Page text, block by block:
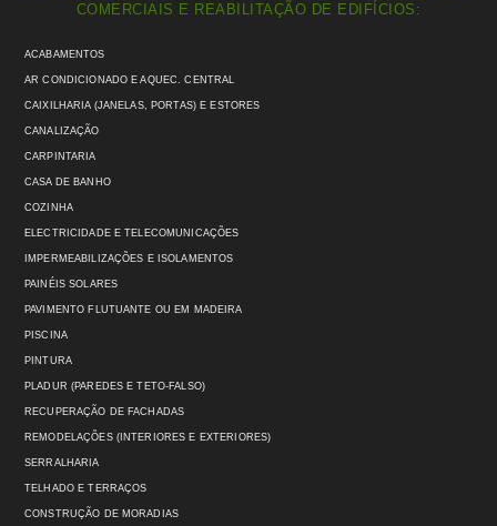
COMERCIAIS E REABILITAÇÃO DE EDIFÍCIOS:
ACABAMENTOS
AR CONDICIONADO E AQUEC. CENTRAL
CAIXILHARIA (JANELAS, PORTAS) E ESTORES
CANALIZAÇÃO
CARPINTARIA
CASA DE BANHO
COZINHA
ELECTRICIDADE E TELECOMUNICAÇÕES
IMPERMEABILIZAÇÕES E ISOLAMENTOS
PAINÉIS SOLARES
PAVIMENTO FLUTUANTE OU EM MADEIRA
PISCINA
PINTURA
PLADUR (PAREDES E TETO-FALSO)
RECUPERAÇÃO DE FACHADAS
REMODELAÇÕES (INTERIORES E EXTERIORES)
SERRALHARIA
TELHADO E TERRAÇOS
CONSTRUÇÃO DE MORADIAS